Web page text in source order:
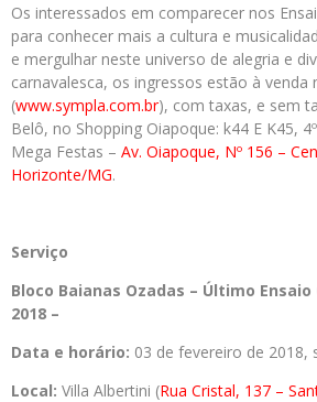
Os interessados em comparecer nos
para conhecer mais a cultura e
e mergulhar neste universo de alegria e
carnavalesca, os ingressos estão à venda
(www.sympla.com.br), com taxas, e sem
Belô, no Shopping Oiapoque: k44 E K45,
Mega Festas – Av. Oiapoque, Nº 156 –
Horizonte/MG.
Serviço
Bloco Baianas Ozadas – Último
2018 –
Data e horário: 03 de fevereiro de 2018,
Local: Villa Albertini (Rua Cristal, 137 –